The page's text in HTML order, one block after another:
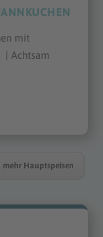
mit
| Achtsam
mehr Hauptspeisen